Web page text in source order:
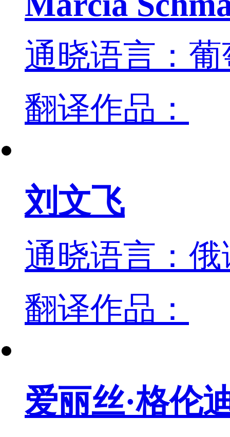
通晓语言：
翻译作品：
刘文飞
通晓语言：俄
翻译作品：
爱丽丝·格伦